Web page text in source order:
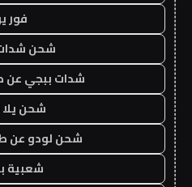
فور
شحن
شدات ببجي عن
شحن يلا
شحن لودو عن
شعبية